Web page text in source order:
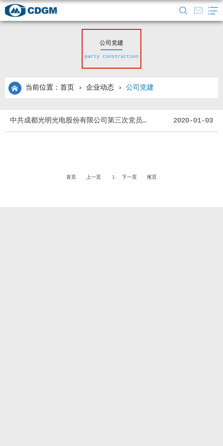
公司党建
party construction
当前位置：首页 › 企业动态 › 公司党建
中共成都光明光电股份有限公司第三次党员代表大会召开 2020-01-03
首页 上一页 1 下一页 尾页